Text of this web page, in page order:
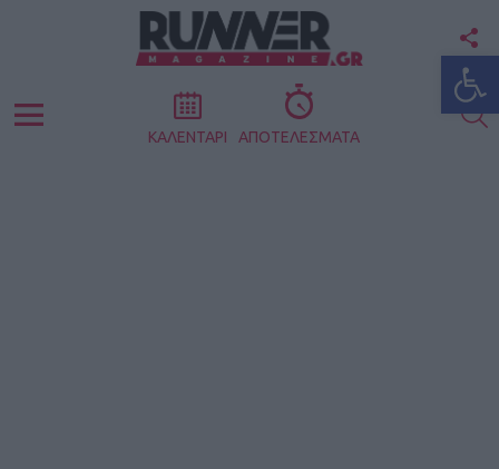
Menu ΚΑΛΕΝΤΑΡΙ ΑΠΟΤΕΛΕΣΜΑΤΑ